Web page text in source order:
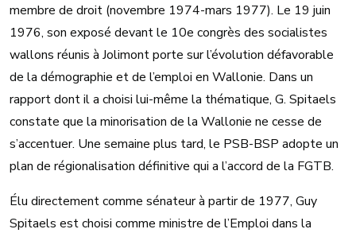
membre de droit (novembre 1974-mars 1977). Le 19 juin
1976, son exposé devant le 10e congrès des socialistes
wallons réunis à Jolimont porte sur l’évolution défavorable
de la démographie et de l’emploi en Wallonie. Dans un
rapport dont il a choisi lui-même la thématique, G. Spitaels
constate que la minorisation de la Wallonie ne cesse de
s’accentuer. Une semaine plus tard, le PSB-BSP adopte un
plan de régionalisation définitive qui a l’accord de la FGTB.
Élu directement comme sénateur à partir de 1977, Guy
Spitaels est choisi comme ministre de l’Emploi dans la